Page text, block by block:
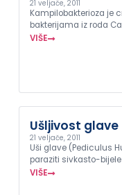
21 veljače, 2011
Kampilobakterioza je
bakterijama iz roda
VIŠE
Ušljivost glave
21 veljače, 2011
Uši glave (Pediculus
paraziti sivkasto-bijele
VIŠE